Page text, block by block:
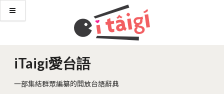
iTaigi愛台語
一部集結群眾編纂的開放台語辭典